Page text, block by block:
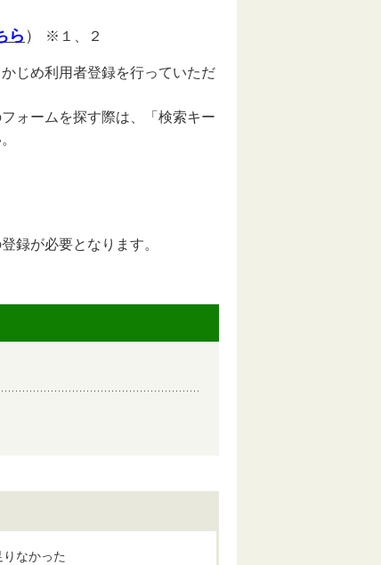
ら ） ※１、２
じめ利用者登録を行っていただ
ォームを探す際は、「検索キー
録が必要となります。
りなかった